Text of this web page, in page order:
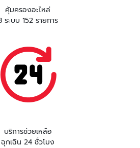
คุ้มครองอะไหล่
ระบบ 152 รายการ
บริการช่วยเหลือ
ฉุกเฉิน 24 ชั่วโมง